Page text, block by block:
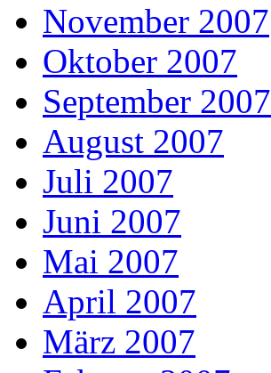
November 2007
Oktober 2007
September 2007
August 2007
Juli 2007
Juni 2007
Mai 2007
April 2007
März 2007